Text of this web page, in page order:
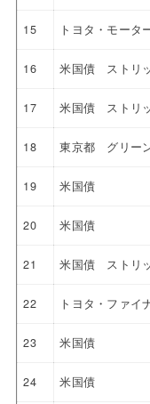
15 トヨタ・モータ
16 米国債 ストリ
17 米国債 ストリ
18 東京都 グリー
19 米国債
20 米国債
21 米国債 ストリ
22 トヨタ・ファイ
23 米国債
24 米国債